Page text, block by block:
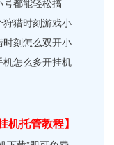
都能轻松搞
猎时刻游戏小
刻怎么双开小
怎么多开挂机
机托管教程】